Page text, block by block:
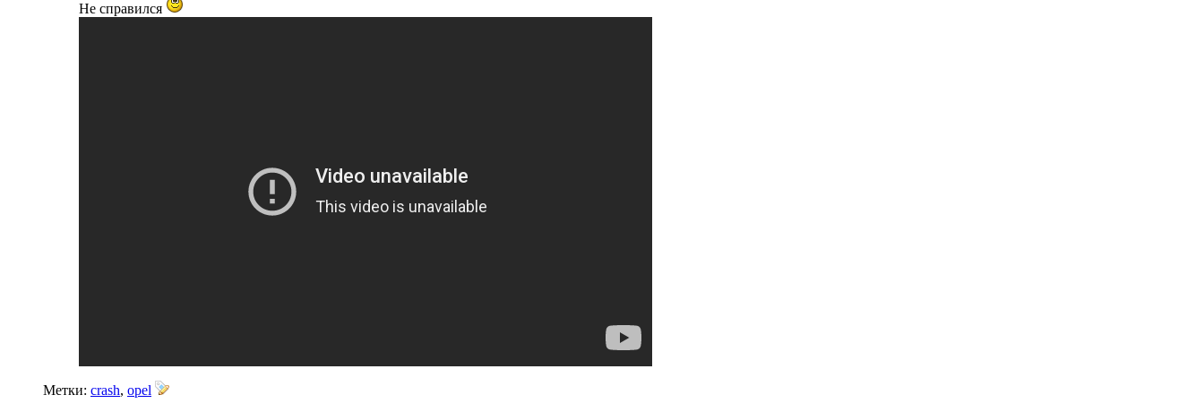
Не справился
Метки: crash, opel